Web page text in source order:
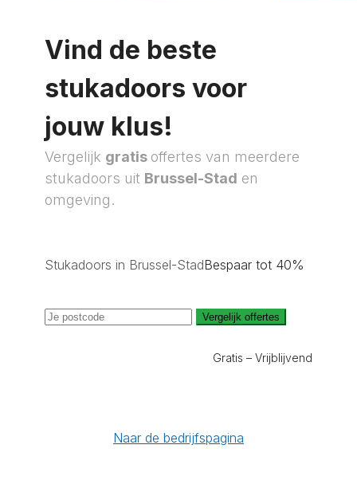
Vind de beste
stukadoors voor
jouw klus!
Vergelijk gratis offertes van meerdere
stukadoors uit Brussel-Stad en
omgeving.
Stukadoors in Brussel-StadBespaar tot 40%
Vergelijk offertes
Gratis – Vrijblijvend
Naar de bedrijfspagina